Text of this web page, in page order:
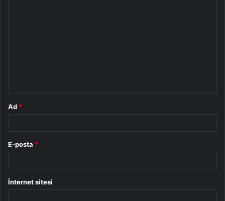
Ad *
E-posta *
İnternet sitesi